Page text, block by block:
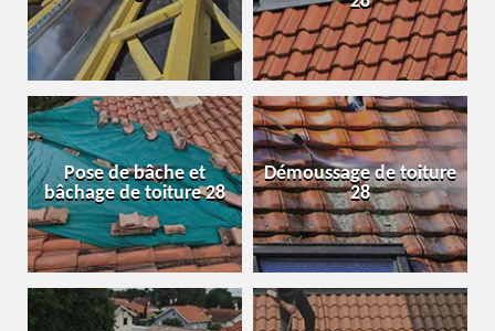
Pose de bâche et
bâchage de toiture 28
Démoussage de toiture
28